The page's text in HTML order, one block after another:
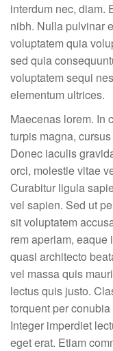
interdum nec, diam.
nibh. Nulla pulvinar
voluptatem quia
sed quia
voluptatem sequi
elementum ultrices.
Maecenas lorem. In
turpis magna,
Donec iaculis
orci, molestie vitae
Curabitur ligula
vel sapien. Sed ut
sit voluptatem
rem aperiam,
quasi architecto
vel massa quis
lectus quis justo.
torquent per
Integer imperdiet
eget erat. Etiam